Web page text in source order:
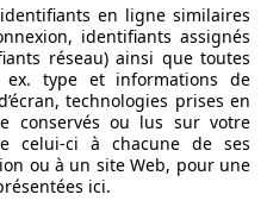
h
manuelle
en ligne similaires
identifiants assignés
réseau) ainsi que toutes
ex. type et informations de
technologies prises en
conservés ou lus sur votre
celui-ci à chacune de ses
ou à un site Web, pour une
ici.